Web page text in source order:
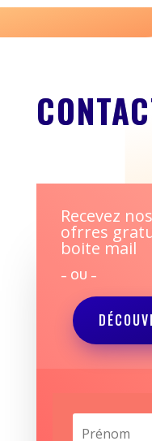
Recevez
ofrres
boite mail
– OU –